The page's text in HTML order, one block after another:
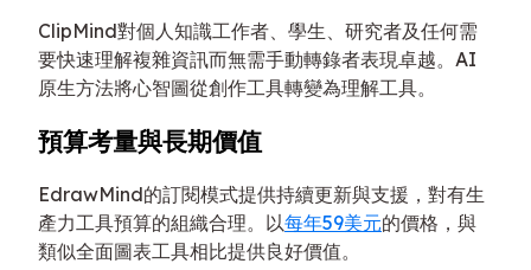
ClipMind對個人知識工作者、學生、研究者及任何需
要快速理解複雜資訊而無需手動轉錄者表現卓越。AI
原生方法將心智圖從創作工具轉變為理解工具。
預算考量與長期價值
EdrawMind的訂閱模式提供持續更新與支援，對有生
產力工具預算的組織合理。以每年59美元的價格，與
類似全面圖表工具相比提供良好價值。